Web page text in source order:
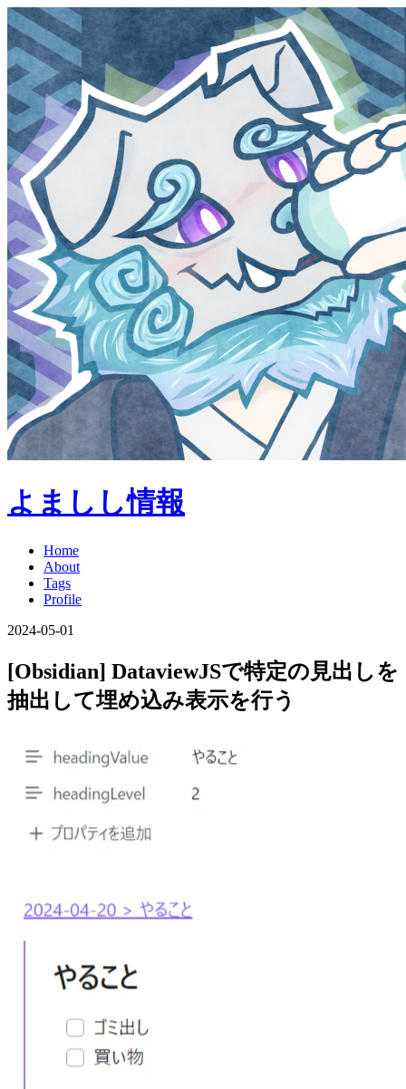
よましし情報
Home
About
Tags
Profile
2024-05-01
[Obsidian] DataviewJSで特定の見出しを
抽出して埋め込み表示を行う